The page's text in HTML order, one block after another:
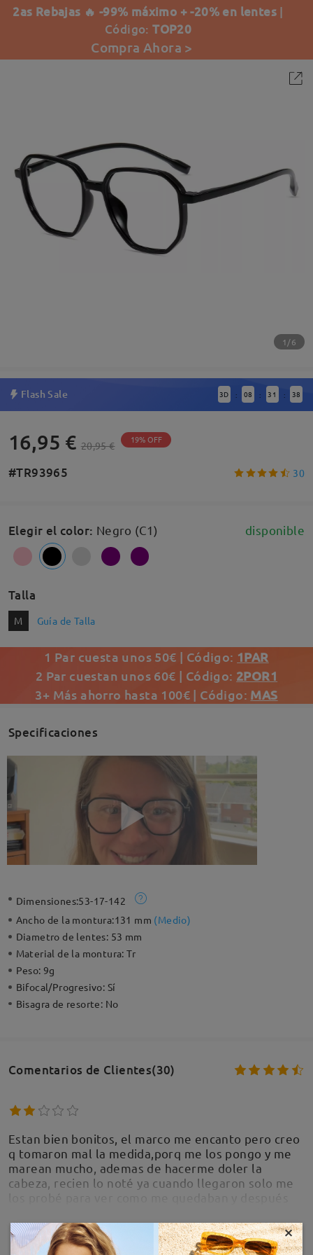
2as Rebajas 🔥 -99% máximo + -20% en lentes |
Código:TOP20
Compra Ahora >
1/6
Flash Sale 3D : 08 : 31 : 37
16,95 € 20,95 € 19% OFF
#TR93965 30
Elegir el color: Negro (C1) disponible
Talla
M Guía de Talla
1 Par cuesta unos 50€ | Código: 1PAR
2 Par cuestan unos 60€ | Código: 2POR1
3+ Más ahorro hasta 100€ | Código: MAS
Specificaciones
Dimensiones:53-17-142
Ancho de la montura:131 mm (Medio)
Diametro de lentes: 53 mm
Material de la montura:Tr
Peso: 9g
Bifocal/Progresivo: Sí
Bisagra de resorte: No
Comentarios de Clientes(30)
Estan bien bonitos, el marco me encanto pero creo
q tomaron mal la medida,porq me los pongo y me
marean mucho, ademas de hacerme doler la
cabeza, recien lo noté ya cuando llegaron solo me
tenía de diario y ahora q los uso todos los días me
sientan super mal, q triste porq la calidad se ve
MOSTRAR MÁS ×